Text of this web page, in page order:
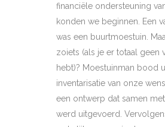
financiële ondersteuning
konden we beginnen. Een
was een buurtmoestuin.
zoiets (als je er totaal geen
hebt)? Moestuinman bood
inventarisatie van onze
een ontwerp dat samen
werd uitgevoerd.